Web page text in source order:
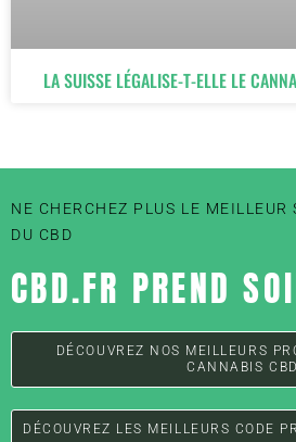
LA SUISSE LÉGALISE-T-ELLE LE
NE CHERCHEZ PLUS LE MEILLEUR
DU CBD
CBD.FR PREND
DÉCOUVREZ NOS MEILLEURS
CANNABIS CBD
DÉCOUVREZ LES MEILLEURS CODE